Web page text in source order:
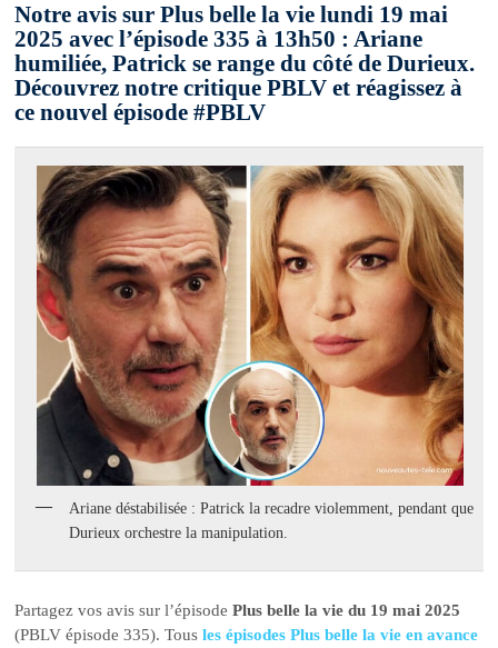
Notre avis sur Plus belle la vie lundi 19 mai
2025 avec l’épisode 335 à 13h50 : Ariane
humiliée, Patrick se range du côté de Durieux.
Découvrez notre critique PBLV et réagissez à
ce nouvel épisode #PBLV
Ariane déstabilisée : Patrick la recadre violemment, pendant que
Durieux orchestre la manipulation.
Partagez vos avis sur l’épisodePlus belle la vie du 19 mai 2025
(PBLV épisode 335). Tousles épisodes Plus belle la vie en avance